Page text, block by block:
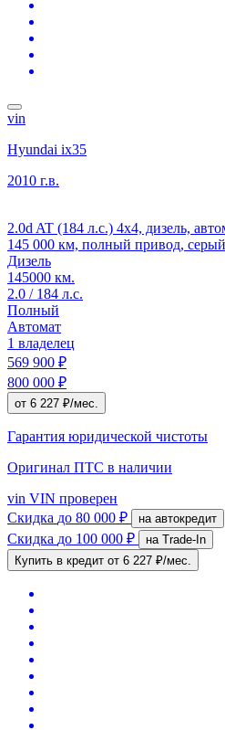
vin
Hyundai ix35
2010 г.в.
2.0d AT (184 л.с.) 4x4, дизель,
145 000 км, полный привод, серый
Дизель
145000 км.
2.0 / 184 л.с.
Полный
Автомат
1 владелец
569 900 ₽
800 000 ₽
от 6 227 ₽/мес.
Гарантия юридической чистоты
Оригинал ПТС в наличии
vin VIN проверен
Скидка до 80 000 ₽ на автокредит
Скидка до 100 000 ₽
на Trade-In
Купить в кредит от 6 227 ₽/мес.